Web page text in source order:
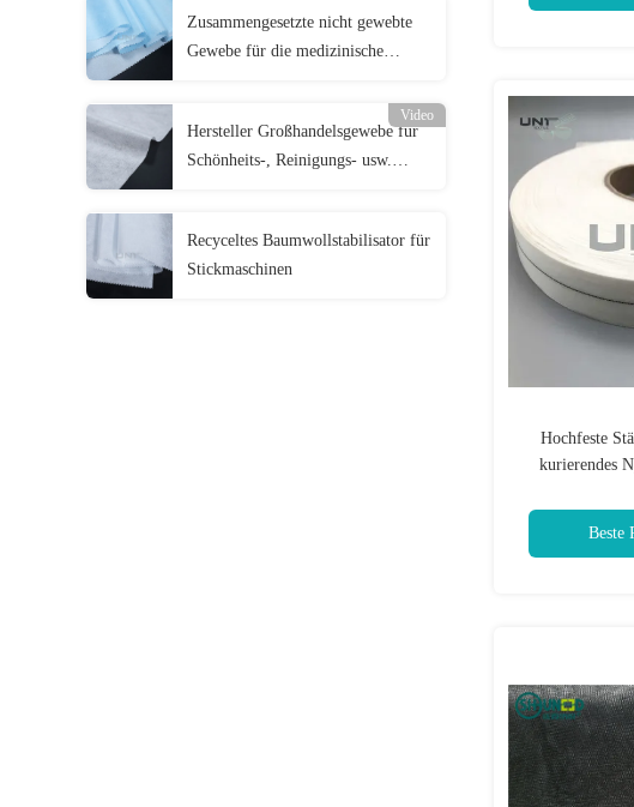
Zusammengesetzte nicht gewebte
Gewebe für die medizinische
Video
Hersteller Großhandelsgewebe für
Schönheits-, Reinigungs- usw.
Recyceltes Baumwollstabilisator für
Stickmaschinen
Hochfeste
kurierendes
Beste